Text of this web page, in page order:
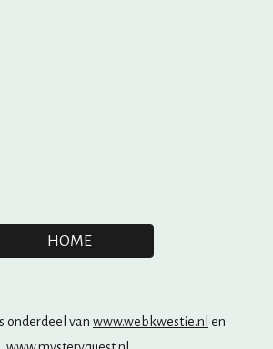
HOME
onderdeel van www.webkwestie.nl en